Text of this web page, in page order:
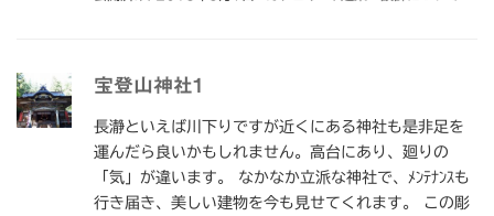
宝登山神社1
長瀞といえば川下りですが近くにある神社も是非足を
運んだら良いかもしれません。高台にあり、廻りの
「気」が違います。 なかなか立派な神社で、ﾒﾝﾃﾅﾝｽも
行き届き、美しい建物を今も見せてくれます。 この彫